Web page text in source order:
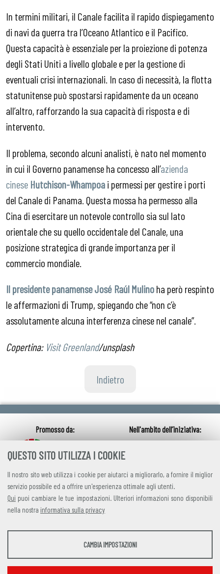
QUESTO SITO UTILIZZA I COOKIE
Il nostro sito web utilizza i cookie per aiutarci a migliorarlo, a fornire il miglior
servizio possibile ed a offrire un'esperienza ottimale agli utenti.
Qui puoi cambiare le tue impostazioni. Ulteriori informazioni sono disponibili
nella nostra informativa sulla privacy
STATISTICHE
CAMBIA IMPOSTAZIONI
In termini militari, il Canale facilita il rapido dispiegamento
di navi da guerra tra l’Oceano Atlantico e il Pacifico.
Questa capacità è essenziale per la proiezione di potenza
degli Stati Uniti a livello globale e per la gestione di
eventuali crisi internazionali. In caso di necessità, la flotta
statunitense può spostarsi rapidamente da un oceano
all’altro, rafforzando la sua capacità di risposta e di
intervento.
Il problema, secondo alcuni analisti, è nato nel momento
in cui il Governo panamense ha concesso all’azienda
cinese Hutchison-Whampoai permessi per gestire i porti
del Canale di Panama. Questa mossa ha permesso alla
Cina di esercitare un notevole controllo sia sul lato
orientale che su quello occidentale del Canale, una
posizione strategica di grande importanza per il
commercio mondiale.
Il presidente panamense José Raúl Mulinoha però respinto
le affermazioni di Trump, spiegando che “non c’è
assolutamente alcuna interferenza cinese nel canale”.
Copertina: Visit Greenland/unsplash
Indietro
credits|privacy|contatti
Alleanza Italiana per lo Sviluppo Sostenibile
Via Farini 17, 00185 Roma C.F. 97893090585 P.IVA 14610671001